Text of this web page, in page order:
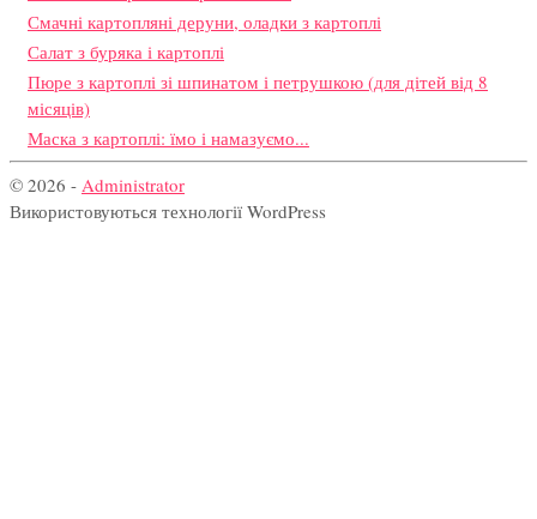
Смачні картопляні деруни, оладки з картоплі
Салат з буряка і картоплі
Пюре з картоплі зі шпинатом і петрушкою (для дітей від 8
місяців)
Маска з картоплі: їмо і намазуємо...
© 2026 - Administrator
Використовуються технології WordPress